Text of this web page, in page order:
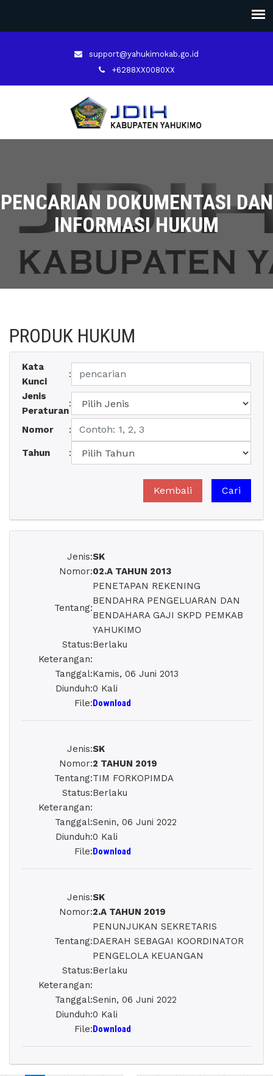
support@yahukimokab.go.id
+6288XX0080XX
PENCARIAN DOKUMENTASI DAN
INFORMASI HUKUM
PRODUK HUKUM
Kata
Kunci
:
Jenis
Peraturan
:
Nomor :
Tahun :
Jenis:SK
Nomor:02.A TAHUN 2013
Tentang:
PENETAPAN REKENING
BENDAHRA PENGELUARAN DAN
BENDAHARA GAJI SKPD PEMKAB
YAHUKIMO
Status:Berlaku
Keterangan:
Tanggal:Kamis, 06 Juni 2013
Diunduh:0 Kali
File:Download
Jenis:SK
Nomor:2 TAHUN 2019
Tentang:TIM FORKOPIMDA
Status:Berlaku
Keterangan:
Tanggal:Senin, 06 Juni 2022
Diunduh:0 Kali
File:Download
Jenis:SK
Nomor:2.A TAHUN 2019
Tentang:
PENUNJUKAN SEKRETARIS
DAERAH SEBAGAI KOORDINATOR
PENGELOLA KEUANGAN
Status:Berlaku
Keterangan:
Tanggal:Senin, 06 Juni 2022
Diunduh:0 Kali
File:Download